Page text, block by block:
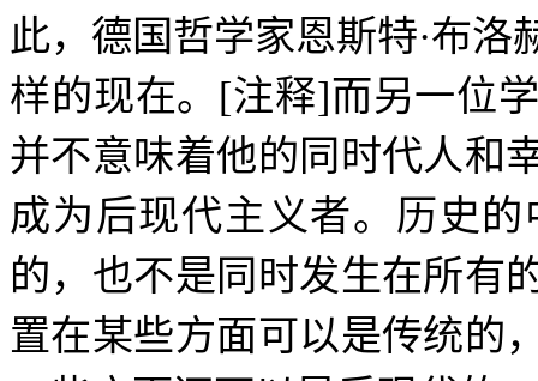
此，德国哲学家恩斯特·布洛
样的现在。 [注释]而另一位
并不意味着他的同时代人和
成为后现代主义者。历史
的，也不是同时发生在所有
置在某些方面可以是传统的